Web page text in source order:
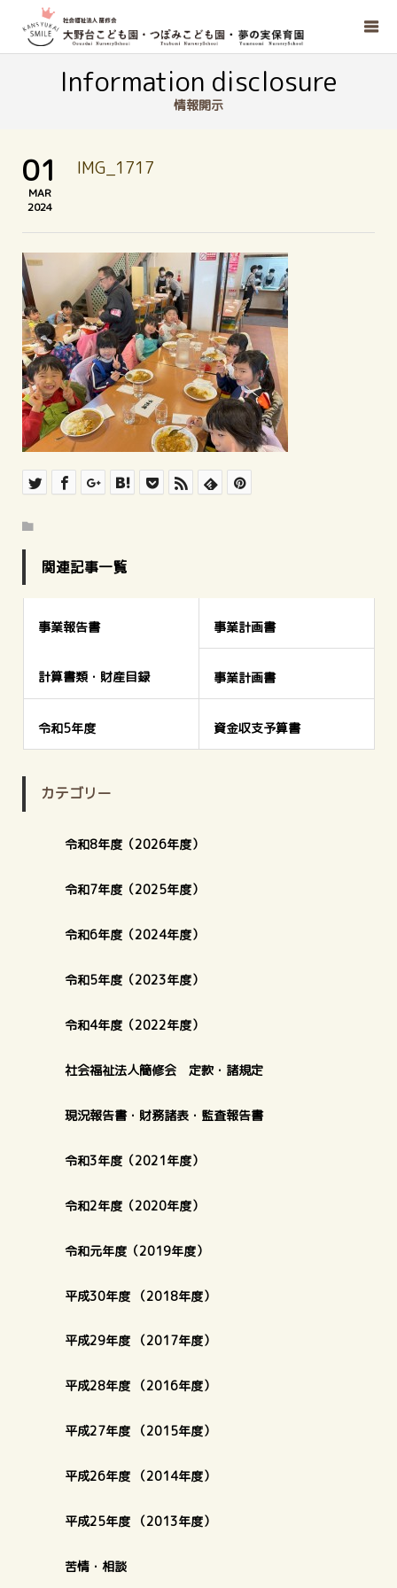
Information disclosure
情報開示
01
MAR
2024
IMG_1717
関連記事一覧
事業報告書 事業計画書
計算書類・財産目録 事業計画書
令和5年度 資金収支予算書
カテゴリー
令和8年度（2026年度）
令和7年度（2025年度）
令和6年度（2024年度）
令和5年度（2023年度）
令和4年度（2022年度）
社会福祉法人簡修会 定款・諸規定
現況報告書・財務諸表・監査報告書
令和3年度（2021年度）
令和2年度（2020年度）
令和元年度（2019年度）
平成30年度 （2018年度）
平成29年度 （2017年度）
平成28年度 （2016年度）
平成27年度 （2015年度）
平成26年度 （2014年度）
平成25年度 （2013年度）
苦情・相談